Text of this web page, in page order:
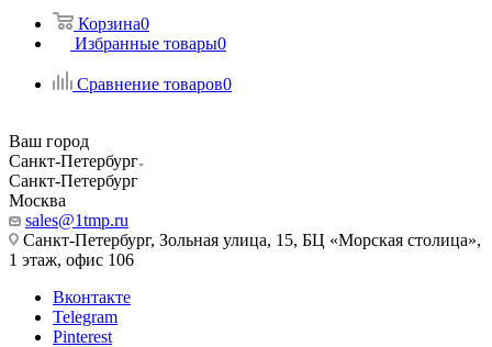
Корзина0
Избранные товары0
Сравнение товаров0
Ваш город
Санкт-Петербург
Санкт-Петербург
Москва
sales@1tmp.ru
Санкт-Петербург, Зольная улица, 15, БЦ «Морская столица»,
1 этаж, офис 106
Вконтакте
Telegram
Pinterest